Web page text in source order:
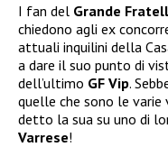
I fan del Grande
chiedono agli ex
attuali inquilini della
a dare il suo punto di
dell’ultimo GF Vip.
quelle che sono le varie
detto la sua su uno di
Varrese!